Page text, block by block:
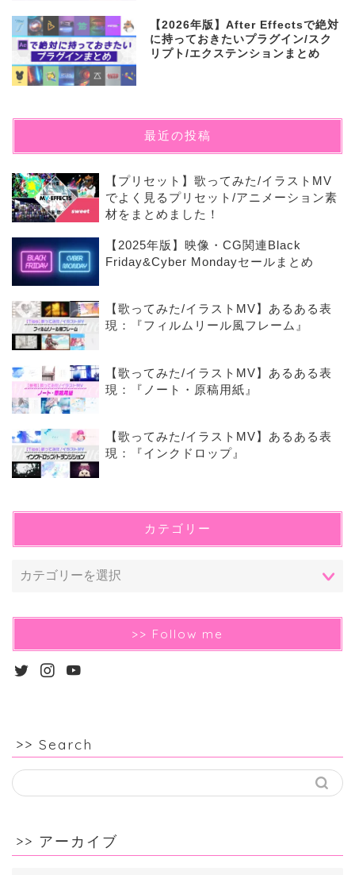
【2026年版】After Effectsで絶対
に持っておきたいプラグイン/スク
リプト/エクステンションまとめ
最近の投稿
【プリセット】歌ってみた/イラストMV
でよく見るプリセット/アニメーション素
材をまとめました！
【2025年版】映像・CG関連Black
Friday&Cyber Mondayセールまとめ
【歌ってみた/イラストMV】あるある表
現：『フィルムリール風フレーム』
【歌ってみた/イラストMV】あるある表
現：『ノート・原稿用紙』
【歌ってみた/イラストMV】あるある表
現：『インクドロップ』
カテゴリー
>> Follow me
>> Search
>> アーカイブ